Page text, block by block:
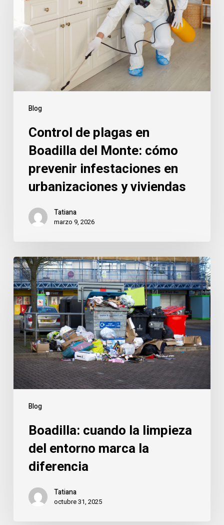
Blog
Boadilla
infestaciones
viviendas
Control de plagas en
Boadilla del Monte: cómo
prevenir infestaciones en
urbanizaciones y viviendas
Tatiana
marzo 9, 2026
Blog
Boadilla:
cuando
la
limpieza
del
entorno
marca
la
diferencia
Boadilla: cuando la limpieza
del entorno marca la
diferencia
Tatiana
octubre 31, 2025